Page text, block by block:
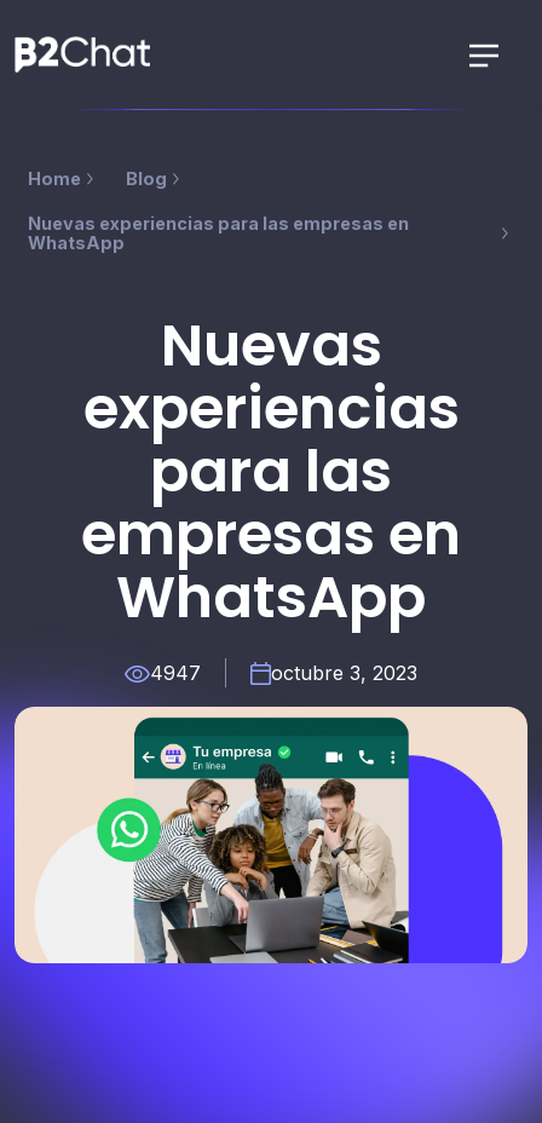
Home Blog
Nuevas experiencias para las empresas en
WhatsApp
Nuevas
experiencias
para las
empresas en
WhatsApp
4947 octubre 3, 2023